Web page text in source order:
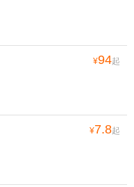
¥94起
¥7.8起